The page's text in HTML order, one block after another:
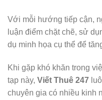
Với mỗi hướng tiếp cận,
luận điểm chặt chẽ, sử
dụ minh họa cụ thể để
Khi gặp khó khăn trong
tạp này, Viết Thuê 247
chuyên gia có nhiều kinh